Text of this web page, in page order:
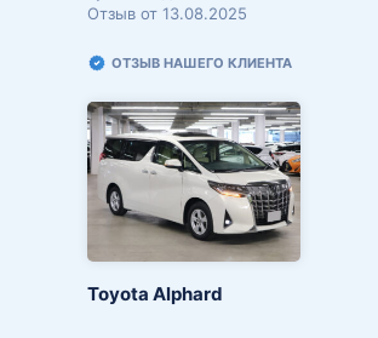
Отзыв от 13.08.2025
ОТЗЫВ НАШЕГО КЛИЕНТА
Toyota Alphard